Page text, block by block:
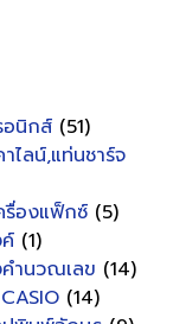
นิกส์ (51)
ไลน์,แท่นชาร์จ
องแฟ็กซ์ (5)
(1)
คำนวณเลข (14)
(14)